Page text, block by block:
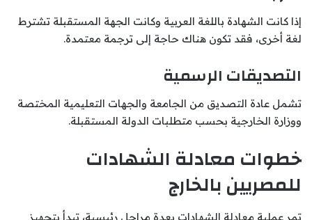
إذا كانت الشهادة باللغة العربية وكانت الجهة المستقبلة تشترط
لغة أخرى، فقد تكون هناك حاجة إلى ترجمة معتمدة.
التصديقات الرسمية
تشمل عادة التصديق من الجامعة والجهات التعليمية المختصة
ووزارة الخارجية بحسب متطلبات الدولة المستقبلة.
خطوات معادلة الشهادات
للمصريين بالخارج
تمر عملية معادلة الشهادات بعدة مراحل رئيسية، تبدأ بتجهيز